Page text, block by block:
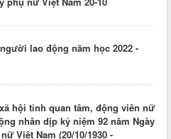
lao động năm học 2022 -
hội tỉnh quan tâm, động viên nữ
nhân dịp kỷ niệm 92 năm Ngày
Việt Nam (20/10/1930 -